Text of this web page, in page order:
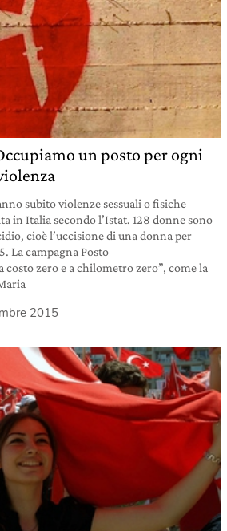
un posto per ogni
subito violenze sessuali o fisiche
in Italia secondo l’Istat. 128 donne sono
cioè l’uccisione di una donna per
La campagna Posto
costo zero e a chilometro zero”, come la
2015